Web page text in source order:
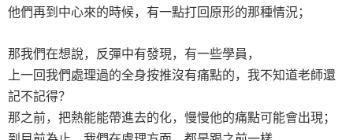
他們再到中心來的時候，有一點打回原形的那種情況；
那我們在想說，反彈中有發現，有一些學員，
上一回我們處理過的全身按推沒有痛點的，我不知道老師還
記不記得？
那之前，把熱能能帶進去的化，慢慢他的痛點可能會出現；